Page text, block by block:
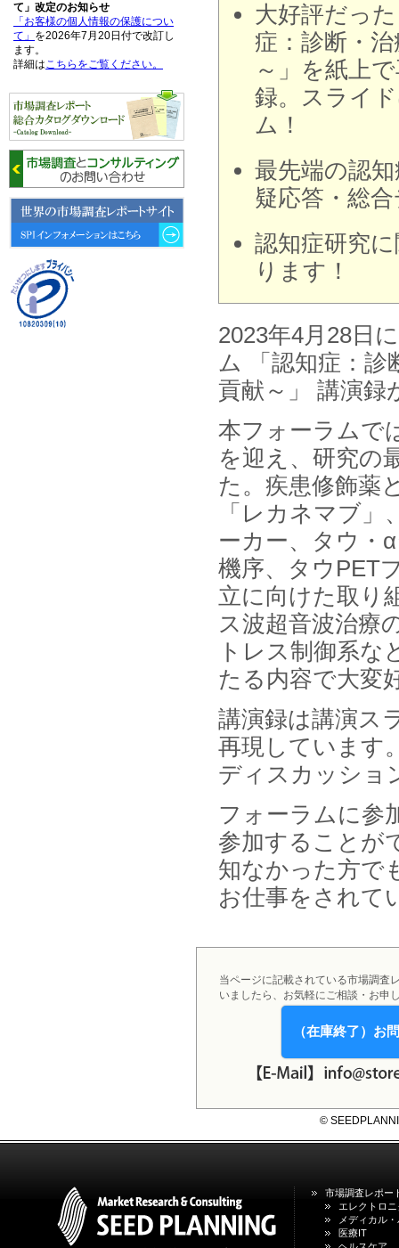
大好評だっ
症：診断・
～」を紙上
録。スライ
ム！
最先端の認
疑応答・総
認知症研究
ります！
2023年4月28日
ム 「認知症：診
貢献～」 講演録
本フォーラムで
を迎え、研究の
た。疾患修飾薬
「レカネマブ
ーカー、タウ・
機序、タウPET
立に向けた取り
ス波超音波治療
トレス制御系な
たる内容で大変
講演録は講演ス
再現しています
ディスカッショ
フォーラムに参
参加することが
知なかった方で
お仕事をされて
当ページに記載されている市場調査
いましたら、お気軽にご相談・お申
（在庫終了）お
て」改定のお知らせ
「お客様の個人情報の保護につい
て」 を2026年7月20日付で改訂し
ます。
詳細はこちらをご覧ください。
2026年06月15日
6月15日、「中国の医療保険医薬
品リスト 」を発刊しました。
2026年06月01日
6月1日、「2026-27年版 5G SA、
6GにおけるIoT／サービス市場の
動向 」を発刊しました。
2026年04月30日
4月30日、「2026年版 オンライン
診療サービスの現状と将来展望 」
を発刊しました。
©
市場調査レポー
エレクトロ
メディカル
医療IT